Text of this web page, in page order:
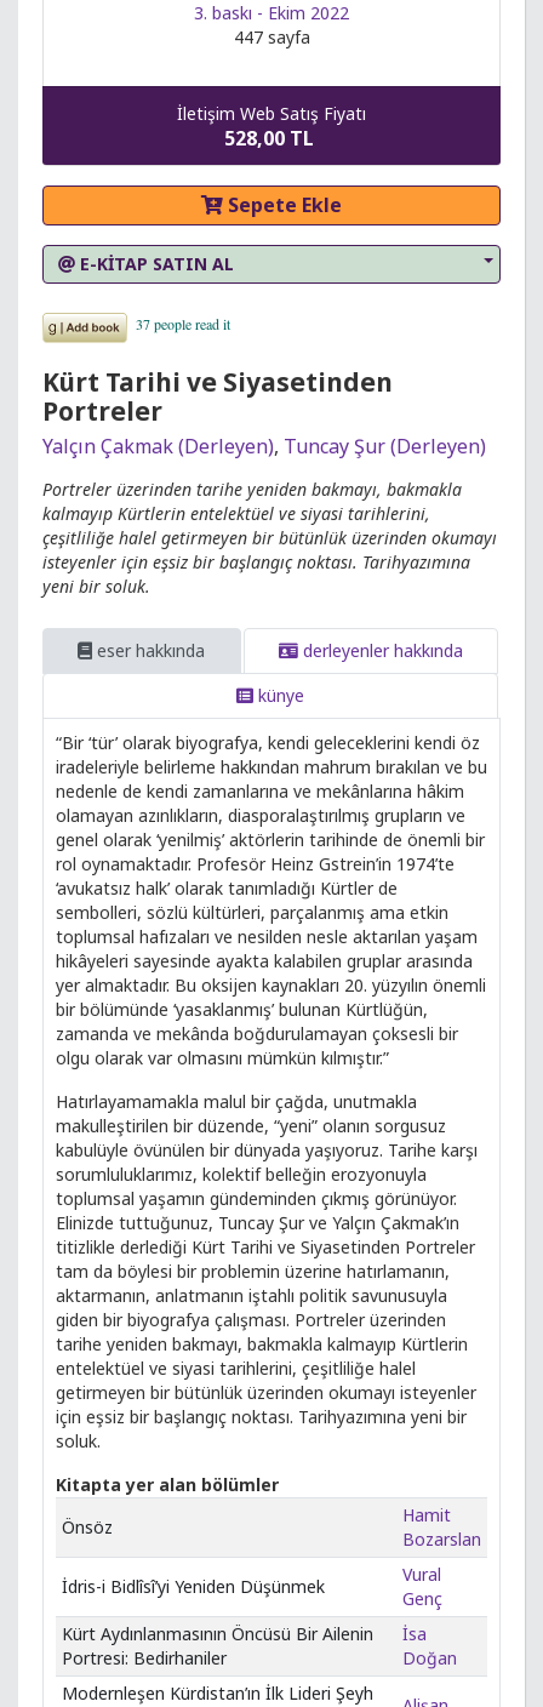
3. baskı - Ekim 2022
447 sayfa
İletişim Web Satış Fiyatı
528,00 TL
Sepete Ekle
E-KİTAP SATIN AL
Kürt Tarihi ve Siyasetinden
Portreler
Yalçın Çakmak (Derleyen), Tuncay Şur (Derleyen)
Portreler üzerinden tarihe yeniden bakmayı, bakmakla
kalmayıp Kürtlerin entelektüel ve siyasi tarihlerini,
çeşitliliğe halel getirmeyen bir bütünlük üzerinden okumayı
isteyenler için eşsiz bir başlangıç noktası. Tarihyazımına
yeni bir soluk.
eser hakkında
derleyenler hakkında
künye
“Bir ‘tür’ olarak biyografya, kendi geleceklerini kendi öz
iradeleriyle belirleme hakkından mahrum bırakılan ve bu
nedenle de kendi zamanlarına ve mekânlarına hâkim
olamayan azınlıkların, diasporalaştırılmış grupların ve
genel olarak ‘yenilmiş’ aktörlerin tarihinde de önemli bir
rol oynamaktadır. Profesör Heinz Gstrein’in 1974’te
‘avukatsız halk’ olarak tanımladığı Kürtler de
sembolleri, sözlü kültürleri, parçalanmış ama etkin
toplumsal hafızaları ve nesilden nesle aktarılan yaşam
hikâyeleri sayesinde ayakta kalabilen gruplar arasında
yer almaktadır. Bu oksijen kaynakları 20. yüzyılın önemli
bir bölümünde ‘yasaklanmış’ bulunan Kürtlüğün,
zamanda ve mekânda boğdurulamayan çoksesli bir
olgu olarak var olmasını mümkün kılmıştır.”
Hatırlayamamakla malul bir çağda, unutmakla
makulleştirilen bir düzende, “yeni” olanın sorgusuz
kabulüyle övünülen bir dünyada yaşıyoruz. Tarihe karşı
sorumluluklarımız, kolektif belleğin erozyonuyla
toplumsal yaşamın gündeminden çıkmış görünüyor.
Elinizde tuttuğunuz, Tuncay Şur ve Yalçın Çakmak’ın
titizlikle derlediği Kürt Tarihi ve Siyasetinden Portreler
tam da böylesi bir problemin üzerine hatırlamanın,
aktarmanın, anlatmanın iştahlı politik savunusuyla
giden bir biyografya çalışması. Portreler üzerinden
tarihe yeniden bakmayı, bakmakla kalmayıp Kürtlerin
entelektüel ve siyasi tarihlerini, çeşitliliğe halel
getirmeyen bir bütünlük üzerinden okumayı isteyenler
için eşsiz bir başlangıç noktası. Tarihyazımına yeni bir
soluk.
Kitapta yer alan bölümler
Önsöz
Hamit
Bozarslan
İdris-i Bidlîsî’yi Yeniden Düşünmek
Vural
Genç
Kürt Aydınlanmasının Öncüsü Bir Ailenin
Portresi: Bedirhaniler
İsa
Doğan
Modernleşen Kürdistan’ın İlk Lideri Şeyh